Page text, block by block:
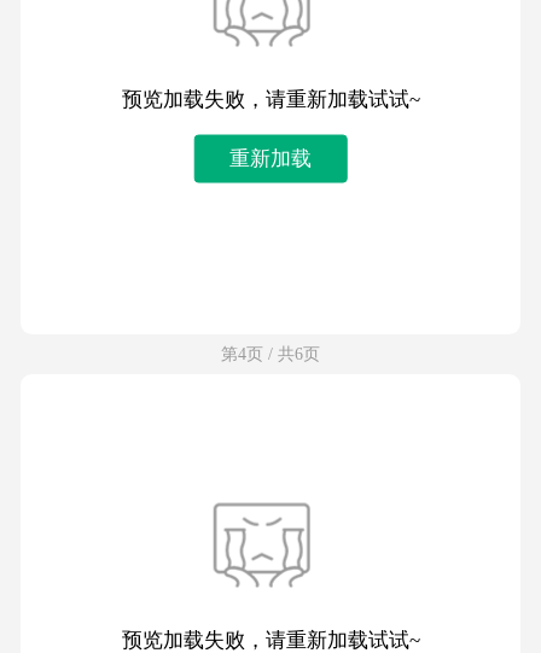
预览加载失败，请重新加载试试~
重新加载
第4页 / 共6页
预览加载失败，请重新加载试试~